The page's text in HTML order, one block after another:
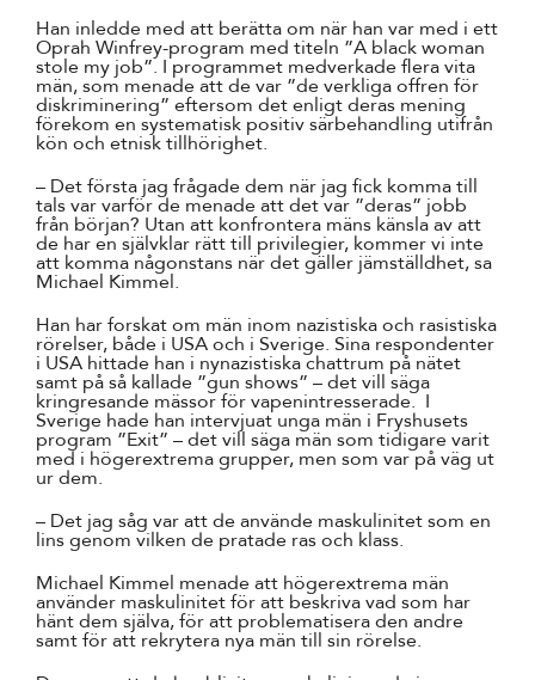
Han inledde med att berätta om när han var med i ett
Oprah Winfrey-program med titeln ”A black woman
stole my job”. I programmet medverkade flera vita
män, som menade att de var ”de verkliga offren för
diskriminering” eftersom det enligt deras mening
förekom en systematisk positiv särbehandling utifrån
kön och etnisk tillhörighet.
– Det första jag frågade dem när jag fick komma till
tals var varför de menade att det var ”deras” jobb
från början? Utan att konfrontera mäns känsla av att
de har en självklar rätt till privilegier, kommer vi inte
att komma någonstans när det gäller jämställdhet, sa
Michael Kimmel.
Han har forskat om män inom nazistiska och rasistiska
rörelser, både i USA och i Sverige. Sina respondenter
i USA hittade han i nynazistiska chattrum på nätet
samt på så kallade ”gun shows” – det vill säga
kringresande mässor för vapenintresserade. I
Sverige hade han intervjuat unga män i Fryshusets
program ”Exit” – det vill säga män som tidigare varit
med i högerextrema grupper, men som var på väg ut
ur dem.
– Det jag såg var att de använde maskulinitet som en
lins genom vilken de pratade ras och klass.
Michael Kimmel menade att högerextrema män
använder maskulinitet för att beskriva vad som har
hänt dem själva, för att problematisera den andre
samt för att rekrytera nya män till sin rörelse.